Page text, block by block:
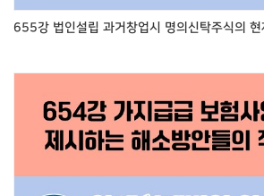
655강 법인설립 과거창업시 명의신탁주식의 현